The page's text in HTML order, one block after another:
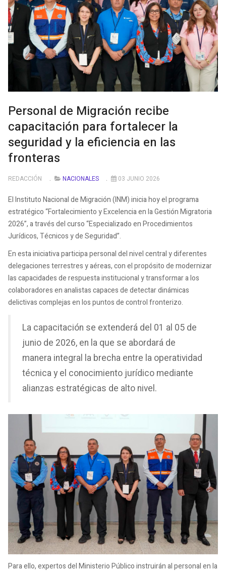
Personal de Migración recibe
capacitación para fortalecer la
seguridad y la eficiencia en las
fronteras
REDACCIÓN NACIONALES 03 JUNIO 2026
El Instituto Nacional de Migración (INM) inicia hoy el programa
estratégico “Fortalecimiento y Excelencia en la Gestión Migratoria
2026”, a través del curso “Especializado en Procedimientos
Jurídicos, Técnicos y de Seguridad”.
En esta iniciativa participa personal del nivel central y diferentes
delegaciones terrestres y aéreas, con el propósito de modernizar
las capacidades de respuesta institucional y transformar a los
colaboradores en analistas capaces de detectar dinámicas
delictivas complejas en los puntos de control fronterizo.
La capacitación se extenderá del 01 al 05 de
junio de 2026, en la que se abordará de
manera integral la brecha entre la operatividad
técnica y el conocimiento jurídico mediante
alianzas estratégicas de alto nivel.
Para ello, expertos del Ministerio Público instruirán al personal en la